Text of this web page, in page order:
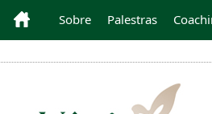
Sobre Palestras